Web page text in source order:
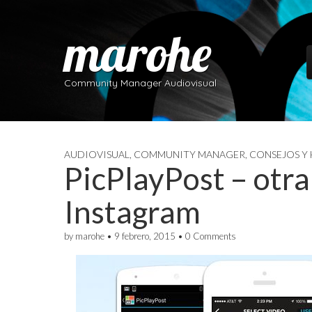
marohe
Community Manager Audiovisual
AUDIOVISUAL COMMUNITY MANAGER CONSEJOS Y
PicPlayPost –
Instagram
by marohe • 9 febrero, 2015 • 0 Comments